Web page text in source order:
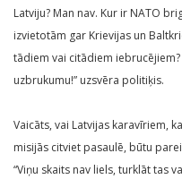
Latviju? Man nav. Kur ir NATO
izvietotām gar Krievijas un
tādiem vai citādiem
uzbrukumu!” uzsvēra politiķis.
Vaicāts, vai Latvijas karavīriem,
misijās citviet pasaulē, būtu
“Viņu skaits nav liels, turklāt tas